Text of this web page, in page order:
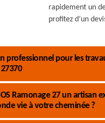
rapidement un
profitez d’un
professionnel pour les
Ramonage 27 un artisan
vie à votre cheminée ?